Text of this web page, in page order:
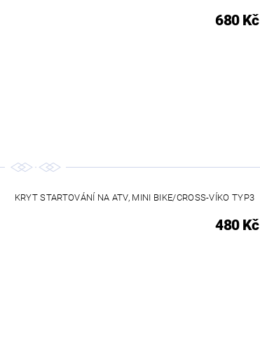
680 Kč
KRYT STARTOVÁNÍ NA ATV, MINI BIKE/CROSS-VÍKO TYP3
480 Kč